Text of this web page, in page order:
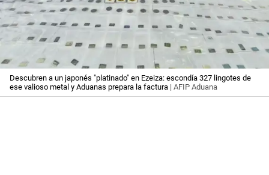
Descubren a un japonés "platinado" en Ezeiza: escondía 327 lingotes de
ese valioso metal y Aduanas prepara la factura | AFIP Aduana